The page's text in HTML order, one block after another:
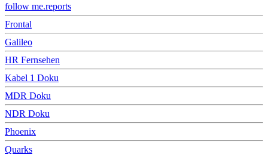
follow me.reports
Frontal
Galileo
HR Fernsehen
Kabel 1 Doku
MDR Doku
NDR Doku
Phoenix
Quarks